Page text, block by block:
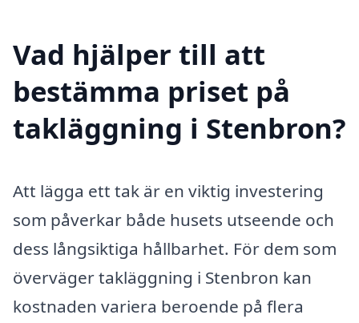
Vad hjälper till att
bestämma priset på
takläggning i Stenbron?
Att lägga ett tak är en viktig investering
som påverkar både husets utseende och
dess långsiktiga hållbarhet. För dem som
överväger takläggning i Stenbron kan
kostnaden variera beroende på flera